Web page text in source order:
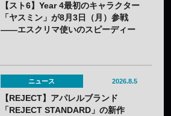
【スト6】Year 4最初のキャラクター
「ヤスミン」が8月3日（月）参戦
——エスクリマ使いのスピーディー
ニュース 2026.8.5
【REJECT】アパレルブランド
「REJECT STANDARD」の新作